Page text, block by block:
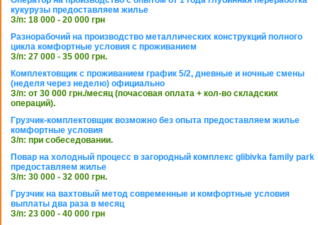
кукурузы предоставляем жилье
З/п: 18 000 - 20 000 грн
Разнорабочий на производство металлических конструкций полного
цикла комфортные условия с проживанием
З/п: 27 000 - 35 000 грн.
Комплектовщик с проживанием график 5/2, дневные и ночные смены
(неделя через неделю) официально
З/п: от 30 000 грн./месяц (почасовая оплата + кол-во складских
операций).
Грузчик-комплектовщик возможно без опыта предоставляем жилье
комфортные условия
З/п: при собеседовании.
Повар на холодный процесс в загородный комплекс glibivka family park
предоставляем жилье
З/п: 30 000 - 32 000 грн.
Грузчик на вахтовый метод современные и комфортные условия
выплаты два раза в месяц
З/п: 23 000 - 40 000 грн